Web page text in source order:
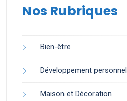
Nos Rubriques
Bien-être
Développement personnel
Maison et Décoration